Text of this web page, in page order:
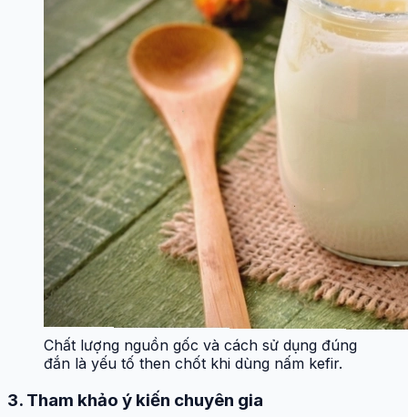
Chất lượng nguồn gốc và cách sử dụng đúng
đắn là yếu tố then chốt khi dùng nấm kefir.
3. Tham khảo ý kiến chuyên gia